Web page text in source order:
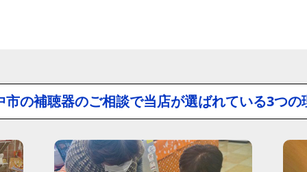
市の補聴器のご相談で当店が選ばれている3つの